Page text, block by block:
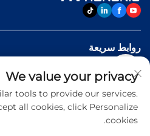
روابط سريعة
منتجات
اتصل بنا
We value your privacy
tools to provide our services.
all cookies, click Personalize
cookies.